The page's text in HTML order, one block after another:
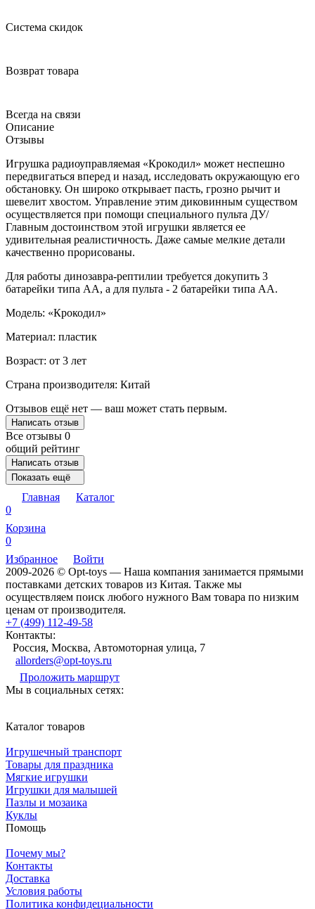
Система скидок
Возврат товара
Всегда на связи
Описание
Отзывы
Игрушка радиоуправляемая «Крокодил» может неспешно
передвигаться вперед и назад, исследовать окружающую его
обстановку. Он широко открывает пасть, грозно рычит и
шевелит хвостом. Управление этим диковинным существом
осуществляется при помощи специального пульта ДУ/
Главным достоинством этой игрушки является ее
удивительная реалистичность. Даже самые мелкие детали
качественно прорисованы.
Для работы динозавра-рептилии требуется докупить 3
батарейки типа АА, а для пульта - 2 батарейки типа АА.
Модель: «Крокодил»
Материал: пластик
Возраст: от 3 лет
Страна производителя: Китай
Отзывов ещё нет — ваш может стать первым.
Написать отзыв
Все отзывы 0
общий рейтинг
Написать отзыв
Показать ещё
Главная
Каталог
0
Корзина
0
Избранное
Войти
2009-2026 © Opt-toys — Наша компания занимается прямыми
поставками детских товаров из Китая. Также мы
осуществляем поиск любого нужного Вам товара по низким
ценам от производителя.
+7 (499) 112-49-58
Контакты:
Россия, Москва, Автомоторная улица, 7
allorders@opt-toys.ru
Проложить маршрут
Мы в социальных сетях:
Каталог товаров
Игрушечный транспорт
Товары для праздника
Мягкие игрушки
Игрушки для малышей
Пазлы и мозаика
Куклы
Помощь
Почему мы?
Контакты
Доставка
Условия работы
Политика конфидециальности